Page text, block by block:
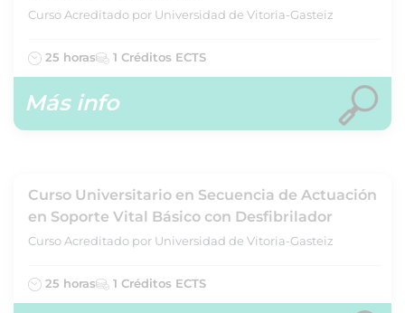
Curso Acreditado por Universidad de Vitoria-Gasteiz
25 horas 1 Créditos ECTS
Más info
Curso Universitario en Secuencia de Actuación
en Soporte Vital Básico con Desfibrilador
Curso Acreditado por Universidad de Vitoria-Gasteiz
25 horas 1 Créditos ECTS